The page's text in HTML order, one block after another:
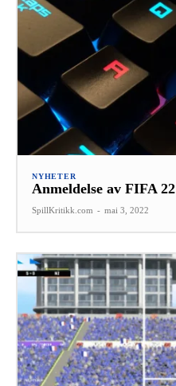
NYHETER
Anmeldelse av FIFA 22
SpillKritikk.com - mai 3, 2022